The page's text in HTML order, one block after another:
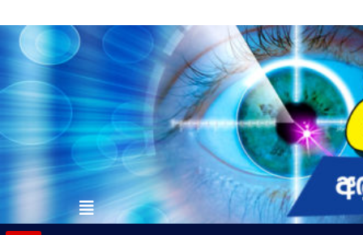
to
contentvinivida.lk